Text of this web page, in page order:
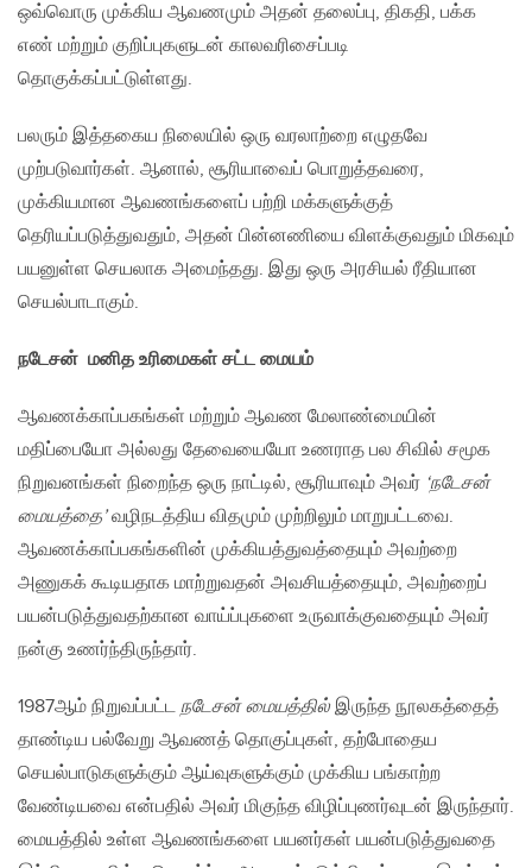
ஒவ்வொரு முக்கிய ஆவணமும் அதன் தலைப்பு, திகதி, பக்க
எண் மற்றும் குறிப்புகளுடன் காலவரிசைப்படி
தொகுக்கப்பட்டுள்ளது.
பலரும் இத்தகைய நிலையில் ஒரு வரலாற்றை எழுதவே
முற்படுவார்கள். ஆனால், சூரியாவைப் பொறுத்தவரை,
முக்கியமான ஆவணங்களைப் பற்றி மக்களுக்குத்
தெரியப்படுத்துவதும், அதன் பின்னணியை விளக்குவதும் மிகவும்
பயனுள்ள செயலாக அமைந்தது. இது ஒரு அரசியல் ரீதியான
செயல்பாடாகும்.
நடேசன் மனித உரிமைகள் சட்ட மையம்
ஆவணக்காப்பகங்கள் மற்றும் ஆவண மேலாண்மையின்
மதிப்பையோ அல்லது தேவையையோ உணராத பல சிவில் சமூக
நிறுவனங்கள் நிறைந்த ஒரு நாட்டில், சூரியாவும் அவர் ‘நடேசன்
மையத்தை’வழிநடத்திய விதமும் முற்றிலும் மாறுபட்டவை.
ஆவணக்காப்பகங்களின் முக்கியத்துவத்தையும் அவற்றை
அணுகக் கூடியதாக மாற்றுவதன் அவசியத்தையும், அவற்றைப்
பயன்படுத்துவதற்கான வாய்ப்புகளை உருவாக்குவதையும் அவர்
நன்கு உணர்ந்திருந்தார்.
1987ஆம் நிறுவப்பட்ட நடேசன் மையத்தில்இருந்த நூலகத்தைத்
தாண்டிய பல்வேறு ஆவணத் தொகுப்புகள், தற்போதைய
செயல்பாடுகளுக்கும் ஆய்வுகளுக்கும் முக்கிய பங்காற்ற
வேண்டியவை என்பதில் அவர் மிகுந்த விழிப்புணர்வுடன் இருந்தார்.
மையத்தில் உள்ள ஆவணங்களை பயனர்கள் பயன்படுத்துவதை